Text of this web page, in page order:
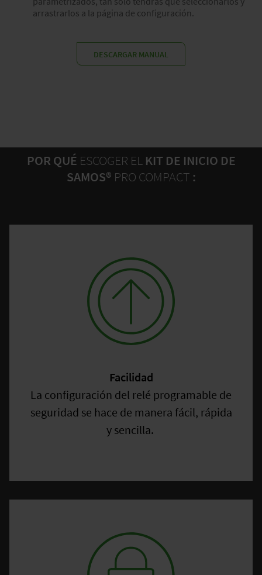
arrastrarlos a la página de configuración.
DESCARGAR MANUAL
POR QUÉ ESCOGER EL KIT DE INICIO DE
SAMOS® PRO COMPACT :
Facilidad
La configuración del relé programable de
seguridad se hace de manera fácil, rápida
y sencilla.